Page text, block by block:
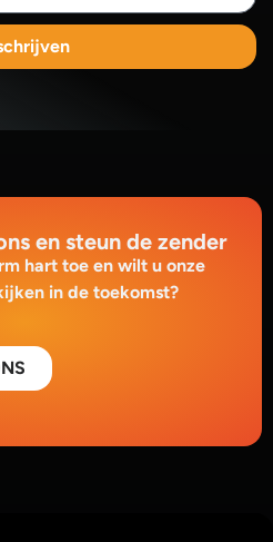
en steun de zender
hart toe en wilt u onze
in de toekomst?